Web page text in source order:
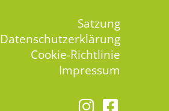
Satzung
Datenschutzerklärung
Cookie-Richtlinie
Impressum